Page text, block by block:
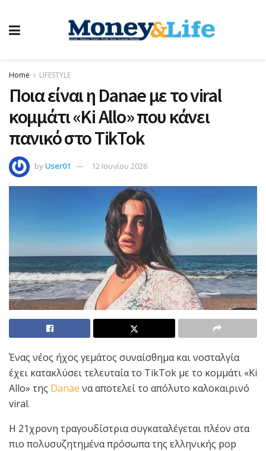
Home LIFESTYLE
Ποια είναι η Danae με το viral
κομμάτι «Ki Allo» που κάνει
πανικό στο TikTok
byUser01 12 Ιουνίου 2026
Ένας νέος ήχος γεμάτος συναίσθημα και νοσταλγία
έχει κατακλύσει τελευταία το TikTok με το κομμάτι «Ki
Allo» της Danae να αποτελεί το απόλυτο καλοκαιρινό
viral.
Η 21χρονη τραγουδίστρια συγκαταλέγεται πλέον στα
πιο πολυσυζητημένα πρόσωπα της ελληνικής pop